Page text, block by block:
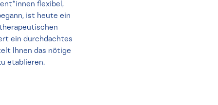
flexibel,
ist heute ein
ein durchdachtes
Ihnen das nötige
etablieren.